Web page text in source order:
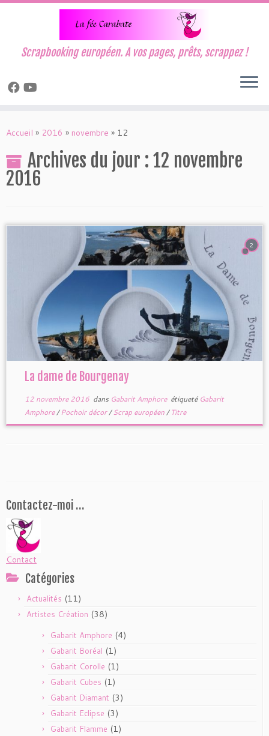
au
Scrapbooking européen. A vos pages, prêts, scrappez !
Accueil » 2016 » novembre » 12
Archives du jour : 12 novembre
2016
2
La dame de Bourgenay
12 novembre 2016dans Gabarit Amphore étiqueté Gabarit
Amphore/Pochoir décor/Scrap européen/Titre
Contactez-moi …
Contact
Catégories
Actualités (11)
Artistes Création (38)
Gabarit Amphore (4)
Gabarit Boréal (1)
Gabarit Corolle (1)
Gabarit Cubes (1)
Gabarit Diamant (3)
Gabarit Eclipse (3)
Gabarit Flamme (1)